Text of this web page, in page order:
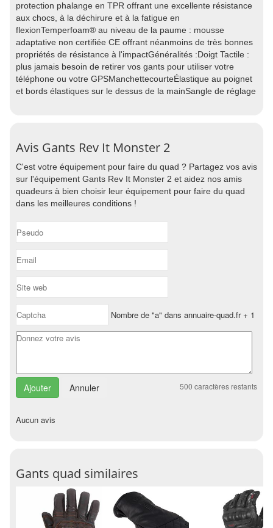
protection phalange en TPR offrant une excellente résistance
aux chocs, à la déchirure et à la fatigue en
flexionTemperfoam® au niveau de la paume : mousse
adaptative non certifiée CE offrant néanmoins de très bonnes
propriétés de résistance à l'impactGénéralités :Doigt Tactile :
plus jamais besoin de retirer vos gants pour utiliser votre
téléphone ou votre GPSManchettecourteÉlastique au poignet
et bords élastiques sur le dessus de la mainSangle de réglage
Avis Gants Rev It Monster 2
C'est votre équipement pour faire du quad ? Partagez vos avis
sur l'équipement Gants Rev It Monster 2 et aidez nos amis
quadeurs à bien choisir leur équipement pour faire du quad
dans les meilleures conditions !
Nombre de "a" dans annuaire-quad.fr + 1
Annuler 500 caractères restants
Aucun avis
Gants quad similaires